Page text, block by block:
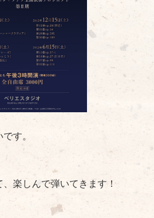
す。
楽しんで弾いてきます！